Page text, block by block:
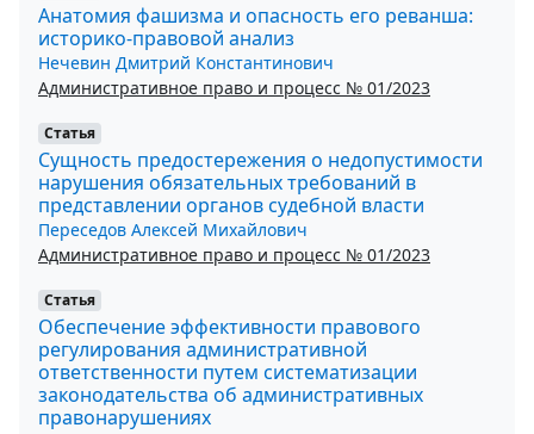
Анатомия фашизма и опасность его реванша:
историко-правовой анализ
Нечевин Дмитрий Константинович
Административное право и процесс № 01/2023
Статья
Сущность предостережения о недопустимости
нарушения обязательных требований в
представлении органов судебной власти
Переседов Алексей Михайлович
Административное право и процесс № 01/2023
Статья
Обеспечение эффективности правового
регулирования административной
ответственности путем систематизации
законодательства об административных
правонарушениях